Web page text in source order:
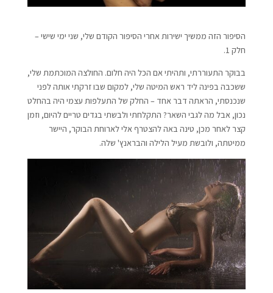
הסיפור הזה ממשיך ישירות אחרי הסיפור הקודם שלי, שני ימי שישי –
חלק 1.
בבוקר התעוררתי, ותהיתי אם הכל היה חלום. החולצה המוכתמת שלי,
ששכבה בפינה ליד ראש המיטה שלי, למקום שבו זרקתי אותה לפני
שנכנסתי, הראתה דבר אחד – החלק של התעלפות עצמי היה בהחלט
נכון, אבל מה לגבי השאר? התקלחתי ולבשתי בגדים טריים להיום, וזמן
קצר לאחר מכן, טינה באה להצטרף אלי לארוחת הבוקר, היישר
ממיטתה, ולובשת מעיל הלילה והבראנץ' שלה.